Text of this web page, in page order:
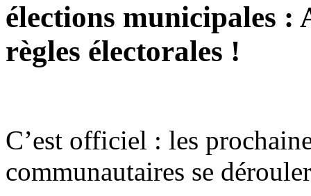
élections municipales :
règles électorales !
C’est officiel : les
communautaires se